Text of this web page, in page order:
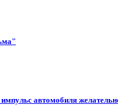
автомобиля